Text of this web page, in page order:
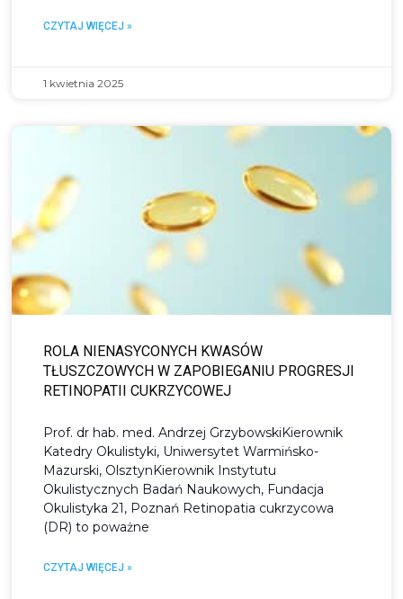
CZYTAJ WIĘCEJ »
1 kwietnia 2025
ROLA NIENASYCONYCH KWASÓW
TŁUSZCZOWYCH W ZAPOBIEGANIU PROGRESJI
RETINOPATII CUKRZYCOWEJ
Prof. dr hab. med. Andrzej GrzybowskiKierownik
Katedry Okulistyki, Uniwersytet Warmińsko-
Mazurski, OlsztynKierownik Instytutu
Okulistycznych Badań Naukowych, Fundacja
Okulistyka 21, Poznań Retinopatia cukrzycowa
(DR) to poważne
CZYTAJ WIĘCEJ »